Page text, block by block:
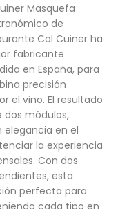
Masquefa
de
Cal Cuiner ha
fabricante
en España, para
precisión
el vino. El resultado
módulos,
elegancia en el
la experiencia
Con dos
esta
perfecta para
cada tipo en